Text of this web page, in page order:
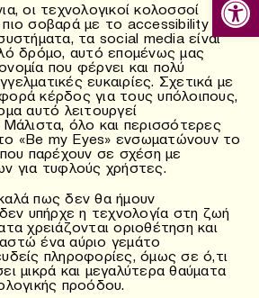
οι τεχνολογικοί κολοσσοί
πιο σοβαρά με το accessibility στα
τα social media είναι
δρόμο, αυτό επομένως μας
που φέρνει και πολύ
ευκαιρίες. Σχετικά με
κέρδος για τους υπόλοιπους,
αυτό λειτουργεί
Μάλιστα, όλο και περισσότερες
«Be my Eyes» ενσωματώνουν το
παρέχουν σε σχέση με
για τυφλούς χρήστες.
πως δεν θα ήμουν
δεν υπήρχε η τεχνολογία στη ζωή
χρειάζονται οριοθέτηση και
ένα αύριο γεμάτο
πληροφορίες, όμως σε ό,τι
μικρά και μεγαλύτερα θαύματα
προόδου.